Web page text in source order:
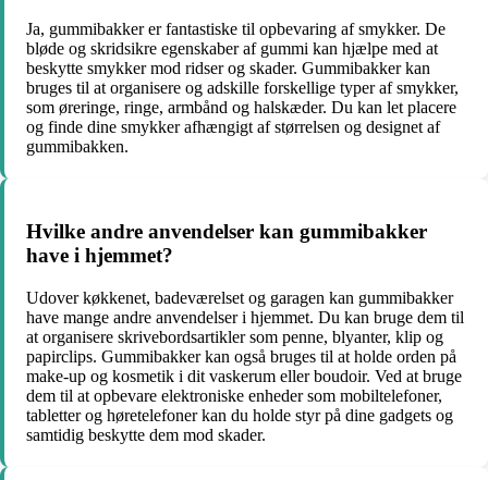
Ja, gummibakker er fantastiske til opbevaring af smykker. De
bløde og skridsikre egenskaber af gummi kan hjælpe med at
beskytte smykker mod ridser og skader. Gummibakker kan
bruges til at organisere og adskille forskellige typer af smykker,
som øreringe, ringe, armbånd og halskæder. Du kan let placere
og finde dine smykker afhængigt af størrelsen og designet af
gummibakken.
Hvilke andre anvendelser kan gummibakker
have i hjemmet?
Udover køkkenet, badeværelset og garagen kan gummibakker
have mange andre anvendelser i hjemmet. Du kan bruge dem til
at organisere skrivebordsartikler som penne, blyanter, klip og
papirclips. Gummibakker kan også bruges til at holde orden på
make-up og kosmetik i dit vaskerum eller boudoir. Ved at bruge
dem til at opbevare elektroniske enheder som mobiltelefoner,
tabletter og høretelefoner kan du holde styr på dine gadgets og
samtidig beskytte dem mod skader.